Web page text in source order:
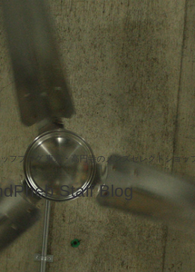
フブログ 東京・高円寺のメンズセレクトショッ
Staff Blog